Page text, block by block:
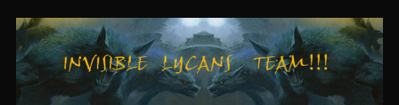
στο
περιεχόμενο